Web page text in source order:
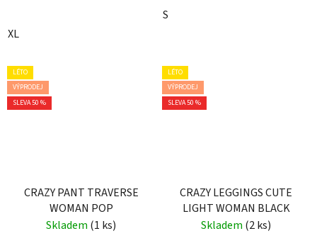
XL
S
LÉTO
VÝPRODEJ
SLEVA 50 %
CRAZY PANT TRAVERSE
WOMAN POP
Skladem (1 ks)
LÉTO
VÝPRODEJ
SLEVA 50 %
CRAZY LEGGINGS CUTE
LIGHT WOMAN BLACK
Skladem (2 ks)